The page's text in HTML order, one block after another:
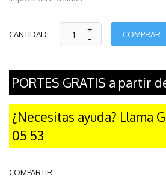
CANTIDAD: COMPRAR
PORTES GRATIS a partir
¿Necesitas ayuda? Llama
05 53
COMPARTIR